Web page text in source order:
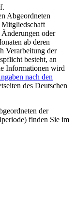
Abgeordneten
oder
ab deren
Verarbeitung der
besteht, an
Informationen wird
nach den
des Deutschen
der
finden Sie im